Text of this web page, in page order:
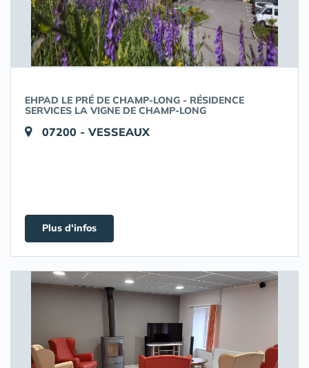
EHPAD LE PRÉ DE CHAMP-LONG - RÉSIDENCE
SERVICES LA VIGNE DE CHAMP-LONG
07200 - VESSEAUX
Plus d'infos